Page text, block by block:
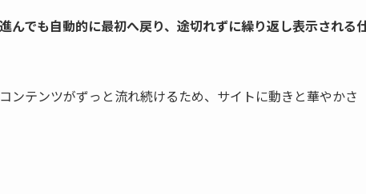
んでも自動的に最初へ戻り、途切れずに繰り返し表示される
ンテンツがずっと流れ続けるため、サイトに動きと華やかさ